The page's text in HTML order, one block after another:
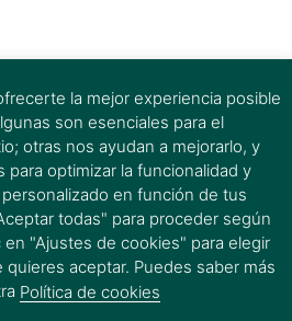
2026 © All rights Reserved.
la mejor experiencia posible
son esenciales para el
otras nos ayudan a mejorarlo, y
para optimizar la funcionalidad y
en función de tus
todas" para proceder según
"Ajustes de cookies" para elegir
aceptar. Puedes saber más
Política de cookies